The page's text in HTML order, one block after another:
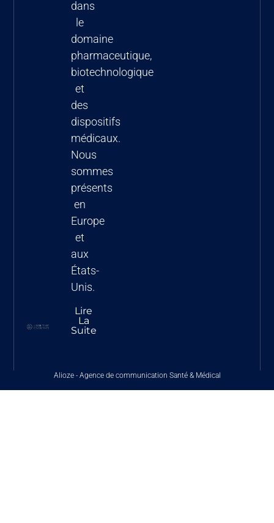
dans
le
domaine
pharmaceutique,
biotechnologique
et
des
dispositifs
médicaux.
Nous
sommes
présents
en
Europe
et
aux
États-
Unis.
Lire
La
Suite
Alioze- Agence de communication Santé & Médical